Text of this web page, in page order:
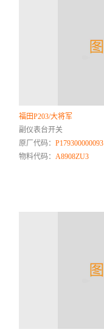
福田P203/大将军
副仪表台开关
原厂代码：P179300000093
物料代码：A8908ZU3